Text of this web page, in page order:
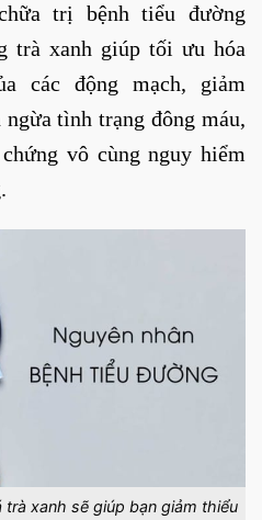
trị bệnh tiểu đường
trà xanh giúp tối ưu hóa
các động mạch, giảm
tình trạng đông máu,
vô cùng nguy hiểm
xanh sẽ giúp bạn giảm thiểu